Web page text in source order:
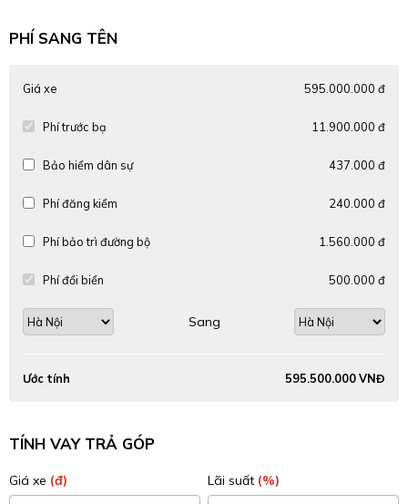
PHÍ SANG TÊN
Giá xe 595.000.000 đ
Phí trước bạ 11.900.000 đ
Bảo hiểm dân sự 437.000 đ
Phí đăng kiểm 240.000 đ
Phí bảo trì đường bộ 1.560.000 đ
Phí đổi biển 500.000 đ
Sang
Ước tính 595.500.000 VNĐ
TÍNH VAY TRẢ GÓP
Giá xe (đ) Lãi suất (%)